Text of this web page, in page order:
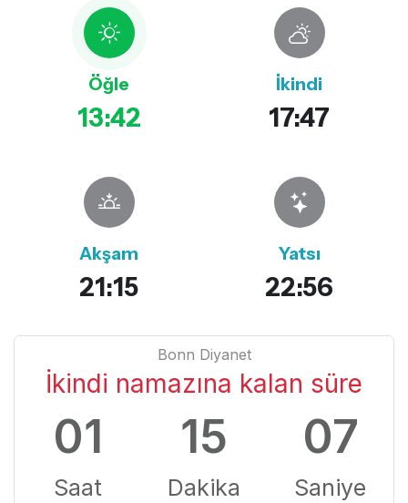
Öğle
13:42
İkindi
17:47
Akşam
21:15
Yatsı
22:56
Bonn Diyanet
İkindi namazına kalan süre
01
Saat
15
Dakika
06
Saniye